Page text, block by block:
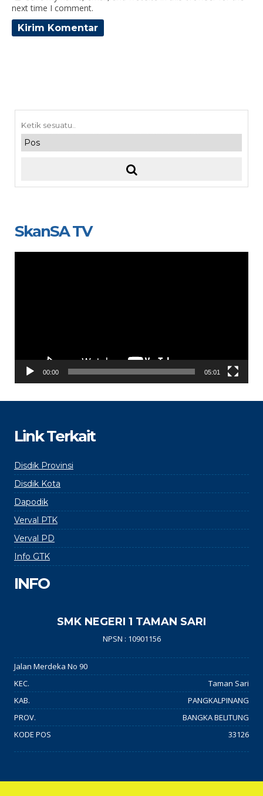
next time I comment.
SkanSA TV
00:00 05:01
Link Terkait
Disdik Provinsi
Disdik Kota
Dapodik
Verval PTK
Verval PD
Info GTK
INFO
SMK NEGERI 1 TAMAN SARI
NPSN : 10901156
Jalan Merdeka No 90
KEC.
Taman Sari
KAB.
PANGKALPINANG
PROV.
BANGKA BELITUNG
KODE POS
33126